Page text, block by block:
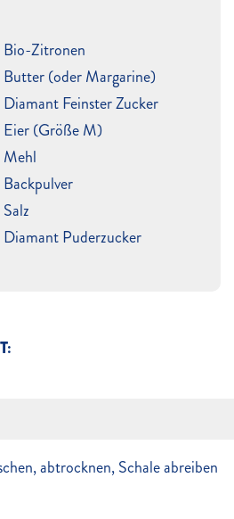
abtrocknen, Schale abreiben
Bio-Zitronen
Butter (oder Margarine)
Diamant Feinster Zucker
Eier (Größe M)
Mehl
Backpulver
Salz
Diamant Puderzucker